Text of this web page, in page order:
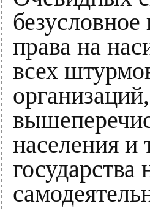
права на
всех
населения и